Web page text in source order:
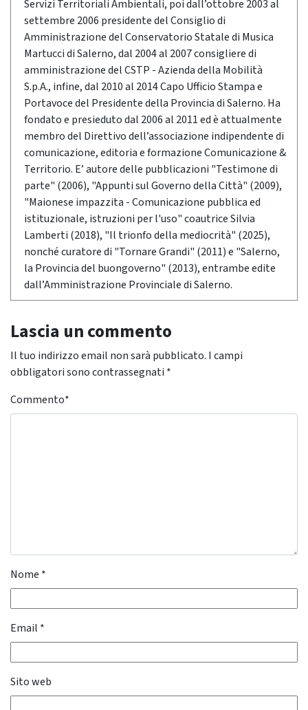
Servizi Territoriali Ambientali, poi dall’ottobre 2003 al
settembre 2006 presidente del Consiglio di
Amministrazione del Conservatorio Statale di Musica
Martucci di Salerno, dal 2004 al 2007 consigliere di
amministrazione del CSTP - Azienda della Mobilità
S.p.A., infine, dal 2010 al 2014 Capo Ufficio Stampa e
Portavoce del Presidente della Provincia di Salerno. Ha
fondato e presieduto dal 2006 al 2011 ed è attualmente
membro del Direttivo dell’associazione indipendente di
comunicazione, editoria e formazione Comunicazione &
Territorio. E’ autore delle pubblicazioni "Testimone di
parte" (2006), "Appunti sul Governo della Città" (2009),
"Maionese impazzita - Comunicazione pubblica ed
istituzionale, istruzioni per l'uso" coautrice Silvia
Lamberti (2018), "Il trionfo della mediocrità" (2025),
nonché curatore di "Tornare Grandi" (2011) e "Salerno,
la Provincia del buongoverno" (2013), entrambe edite
dall’Amministrazione Provinciale di Salerno.
Lascia un commento
Il tuo indirizzo email non sarà pubblicato. I campi
obbligatori sono contrassegnati *
Commento*
Nome *
Email *
Sito web